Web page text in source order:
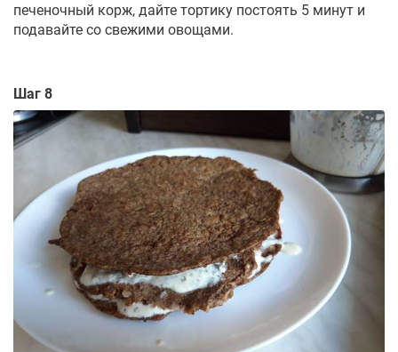
печеночный корж, дайте тортику постоять 5 минут и
подавайте со свежими овощами.
Шаг 8